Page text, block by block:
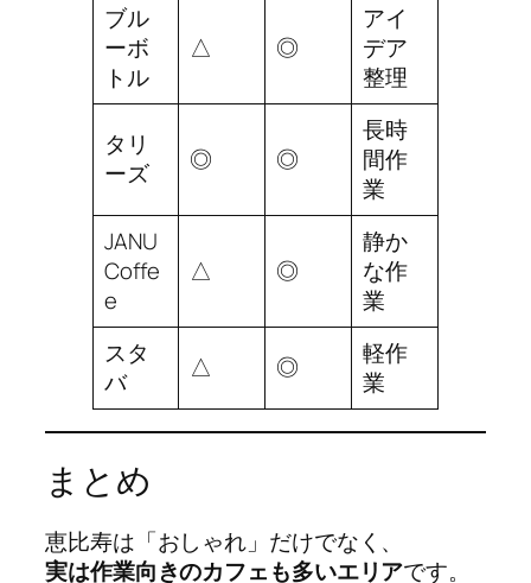
ブル
ーボ
トル
△ ◎
アイ
デア
整理
タリ
ーズ
◎ ◎
長時
間作
業
JANU
Coffe
e
△ ◎
静か
な作
業
スタ
バ
△ ◎
軽作
業
まとめ
恵比寿は「おしゃれ」だけでなく、
実は作業向きのカフェも多いエリアです。